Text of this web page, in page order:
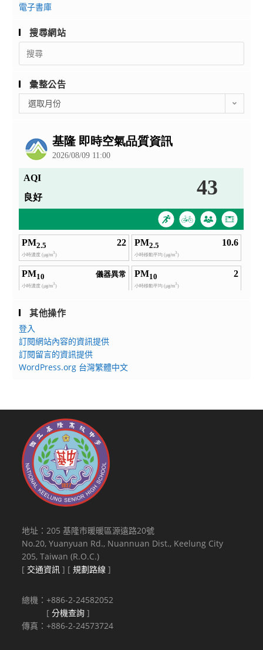
電子書庫
搜尋網站
Search
for:
彙整公告
整
選取月份
其他操作
登入
訂閱網站內容的資訊提供
訂閱留言的資訊提供
WordPress.org 台灣繁體中文
地址：205 基隆市暖暖區源遠路20號
No.20, Yuanyuan Rd., Nuannuan Dist., Keelung City
205, Taiwan (R.O.C.)
[ 交通資訊 ] [規劃路線 ]
總機：+886-2-24582052
[分機查詢 ]
傳真：+886-2-24573724